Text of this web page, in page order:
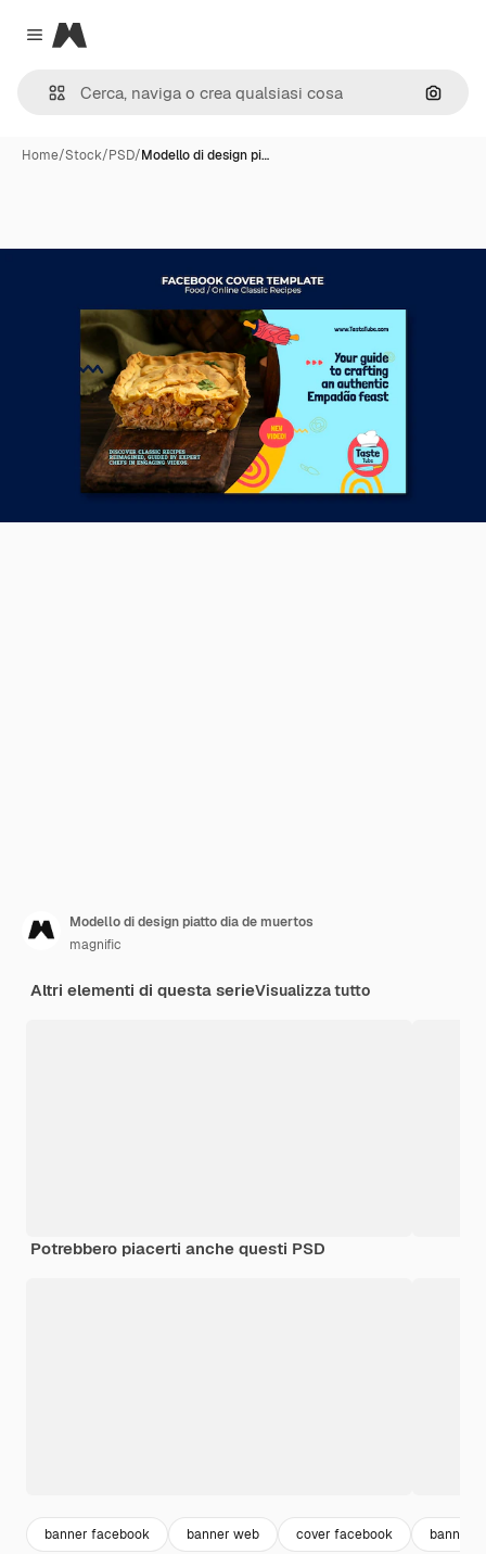
Close menu
Magnific
Cerca
Home/Stock/PSD/Modello di design pi…
Modello di design piatto dia de muertos
magnific
Altri elementi di questa serieVisualizza tutto
Potrebbero piacerti anche questi PSD
banner facebook banner web cover facebook banner